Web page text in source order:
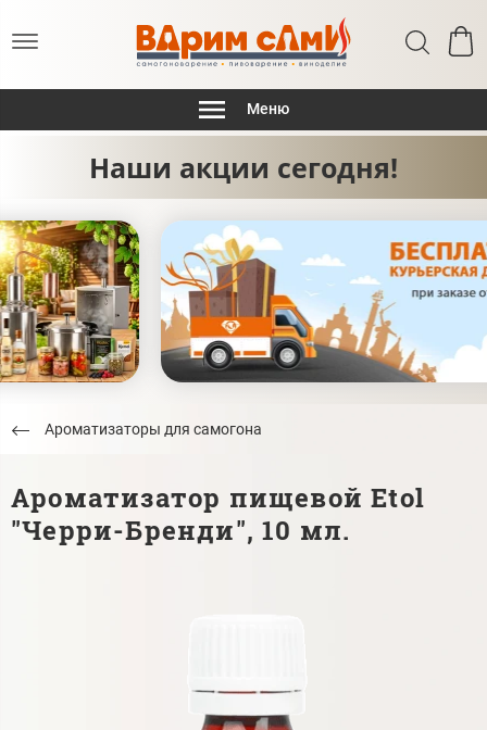
Меню
Наши акции сегодня!
Ароматизаторы для самогона
Ароматизатор пищевой Etol
"Черри-Бренди", 10 мл.